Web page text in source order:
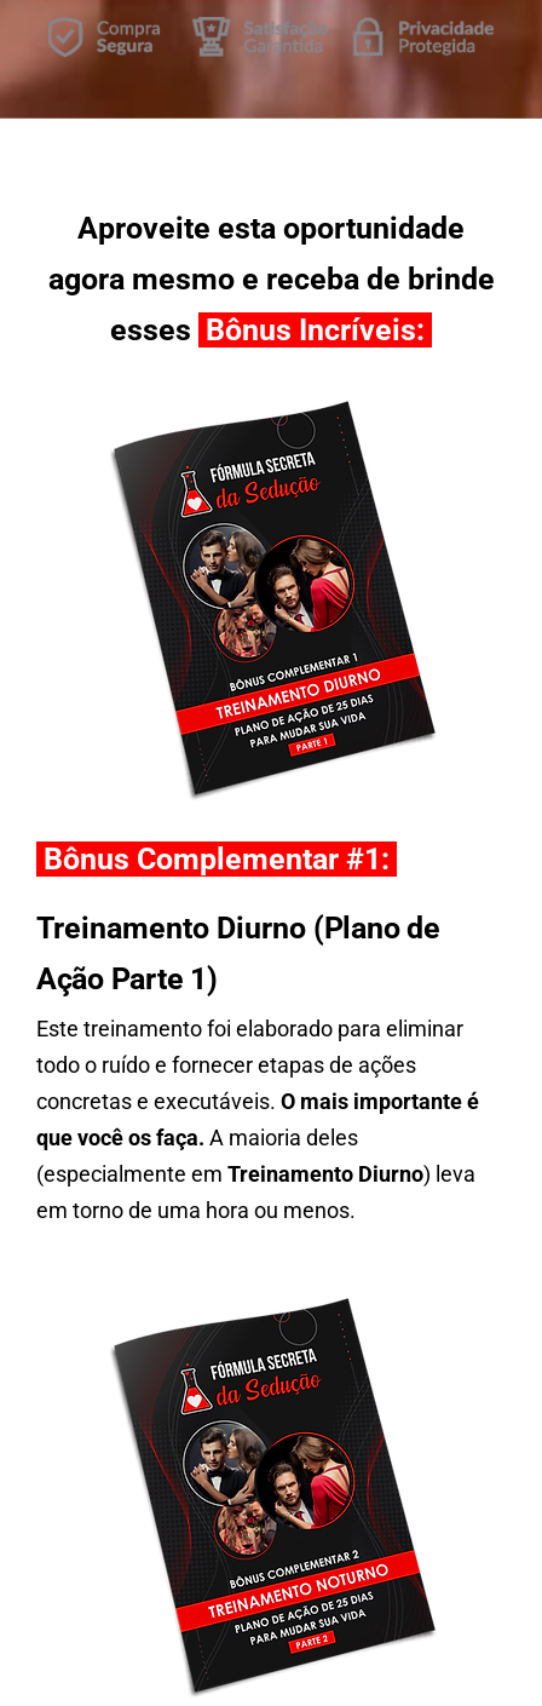
Aproveite esta oportunidade
agora mesmo e receba de brinde
esses Bônus Incríveis:
Bônus Complementar #1:
Treinamento Diurno (Plano de
Ação Parte 1)
Este treinamento foi elaborado para eliminar
todo o ruído e fornecer etapas de ações
concretas e executáveis. O mais importante é
que você os faça. A maioria deles
(especialmente em Treinamento Diurno) leva
em torno de uma hora ou menos.